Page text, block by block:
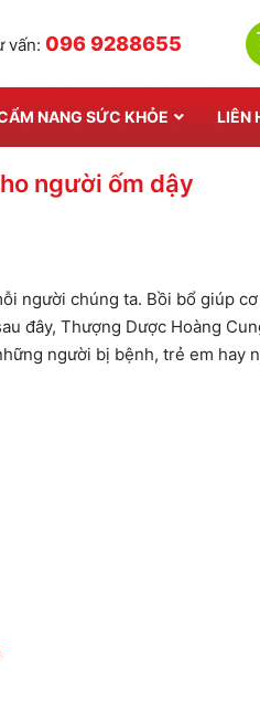
vấn: 096 9288655
NANG SỨC KHỎE LIÊN
người ốm dậy
người chúng ta. Bồi bổ giúp
đây, Thượng Dược Hoàng
người bị bệnh, trẻ em hay